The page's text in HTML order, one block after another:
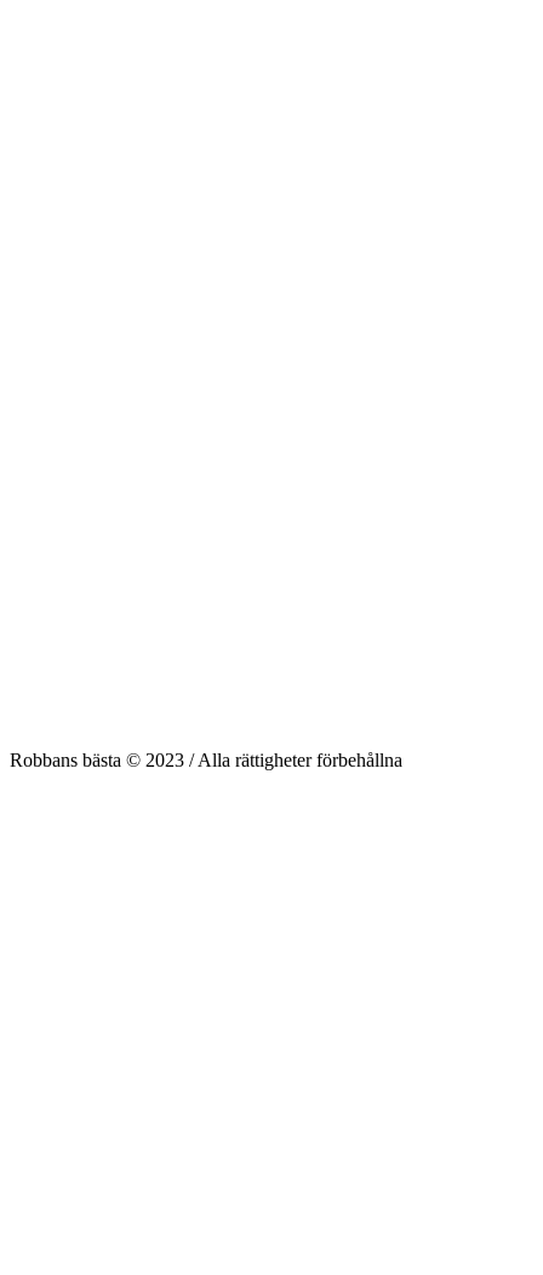
Robbans bästa © 2023 / Alla rättigheter förbehållna